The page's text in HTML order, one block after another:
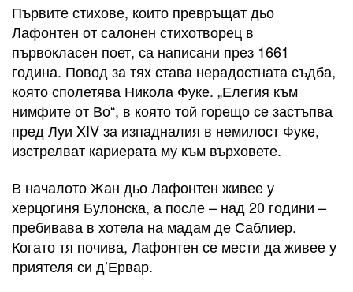
Първите стихове, които превръщат дьо
Лафонтен от салонен стихотворец в
първокласен поет, са написани през 1661
година. Повод за тях става нерадостната съдба,
която сполетява Никола Фуке. „Елегия към
нимфите от Во“, в която той горещо се застъпва
пред Луи XIV за изпадналия в немилост Фуке,
изстрелват кариерата му към върховете.
В началото Жан дьо Лафонтен живее у
херцогиня Булонска, а после – над 20 години –
пребивава в хотела на мадам де Саблиер.
Когато тя почива, Лафонтен се мести да живее у
приятеля си д’Ервар.